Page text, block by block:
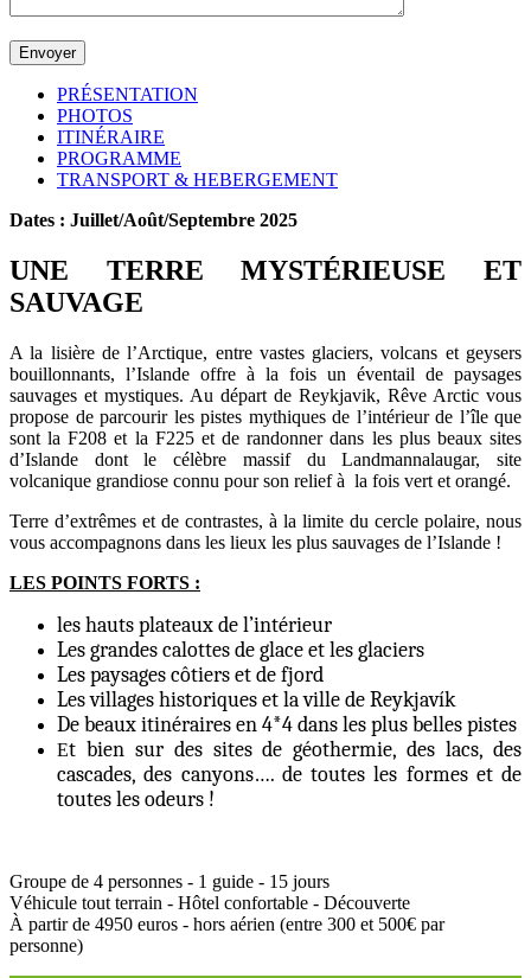
PRÉSENTATION
PHOTOS
ITINÉRAIRE
PROGRAMME
TRANSPORT & HEBERGEMENT
Dates : Juillet/Août/Septembre 2025
UNE TERRE MYSTÉRIEUSE ET
SAUVAGE
A la lisière de l’Arctique, entre vastes glaciers, volcans et geysers
bouillonnants, l’Islande offre à la fois un éventail de paysages
sauvages et mystiques. Au départ de Reykjavik, Rêve Arctic vous
propose de parcourir les pistes mythiques de l’intérieur de l’île que
sont la F208 et la F225 et de randonner dans les plus beaux sites
d’Islande dont le célèbre massif du Landmannalaugar, site
volcanique grandiose connu pour son relief à la fois vert et orangé.
Terre d’extrêmes et de contrastes, à la limite du cercle polaire, nous
vous accompagnons dans les lieux les plus sauvages de l’Islande !
LES POINTS FORTS :
les hauts plateaux de l’intérieur
Les grandes calottes de glace et les glaciers
Les paysages côtiers et de fjord
Les villages historiques et la ville de Reykjavík
De beaux itinéraires en 4*4 dans les plus belles pistes
Et bien sur des sites de géothermie, des lacs, des
cascades, des canyons…. de toutes les formes et de
toutes les odeurs !
Groupe de 4 personnes - 1 guide - 15 jours
Véhicule tout terrain - Hôtel confortable - Découverte
À partir de 4950 euros - hors aérien (entre 300 et 500€ par
personne)